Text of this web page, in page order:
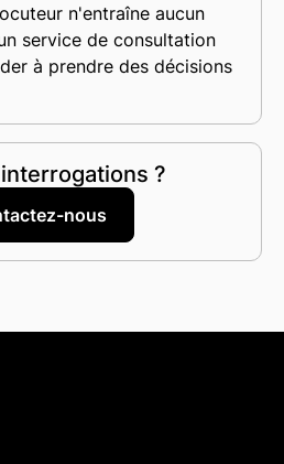
n'entraîne aucun
service de consultation
à prendre des décisions
interrogations ?
nous